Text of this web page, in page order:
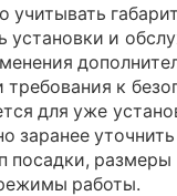
учитывать
установки и
к
для уже
заранее
посадки, размеры
работы.